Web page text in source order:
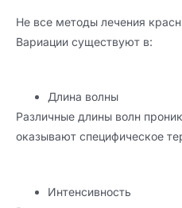
Не все методы лечения
Вариации существуют в:
Длина волны
Различные длины волн
оказывают специфическое
Интенсивность